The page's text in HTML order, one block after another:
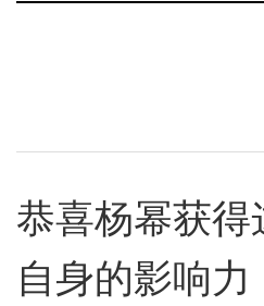
恭喜杨幂获
自身的影响